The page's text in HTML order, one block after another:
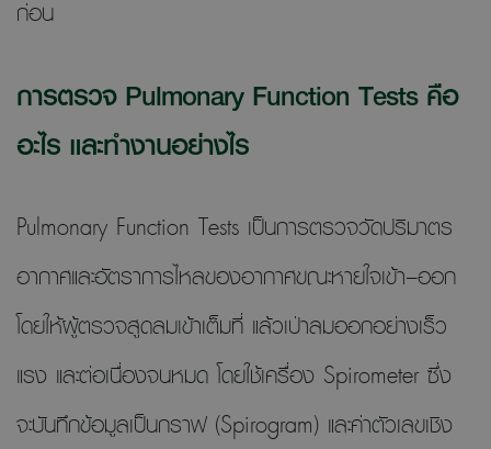
ก่อน
การตรวจ Pulmonary Function Tests คือ
อะไร และทำงานอย่างไร
Pulmonary Function Tests เป็นการตรวจวัดปริมาตร
อากาศและอัตราการไหลของอากาศขณะหายใจเข้า–ออก
โดยให้ผู้ตรวจสูดลมเข้าเต็มที่ แล้วเป่าลมออกอย่างเร็ว
แรง และต่อเนื่องจนหมด โดยใช้เครื่อง Spirometer ซึ่ง
จะบันทึกข้อมูลเป็นกราฟ (Spirogram) และค่าตัวเลขเชิง